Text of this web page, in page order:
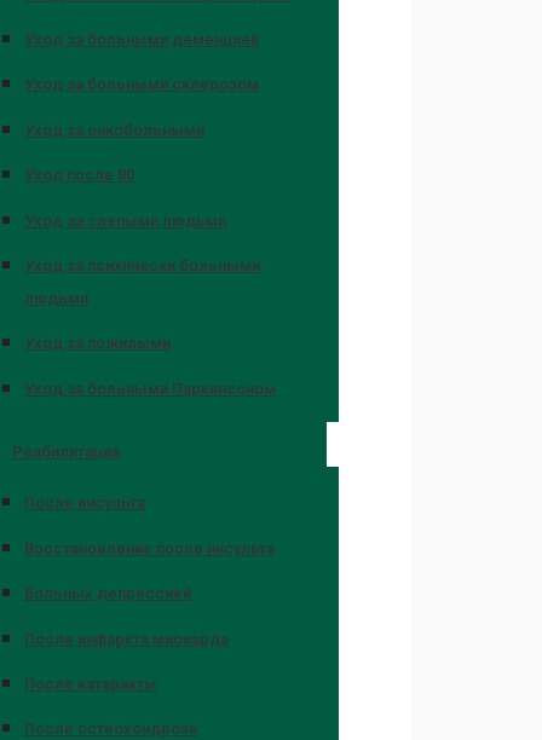
Уход за больными деменцией
Уход за больными склерозом
Уход за онкобольными
Уход после 80
Уход за слепыми людьми
Уход за психически больными
людьми
Уход за пожилыми
Уход за больными Паркинсоном
Реабилитация
После инсульта
Восстановление после инсульта
Больных депрессией
После инфаркта миокарда
После катаракты
После остеохондроза